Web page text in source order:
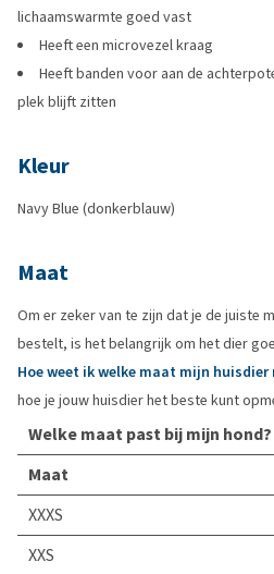
lichaamswarmte goed vast
Heeft een microvezel kraag
Heeft banden voor aan de
plek blijft zitten
Kleur
Navy Blue (donkerblauw)
Maat
Om er zeker van te zijn dat je de juiste
bestelt, is het belangrijk om het dier
Hoe weet ik welke maat mijn huisdier
hoe je jouw huisdier het beste kunt
Welke maat past bij mijn hond?
Maat
XXXS
XXS